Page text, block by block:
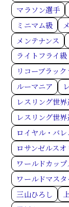
マラソン選手
ミニマム級
メンテナンス
ライトフライ級
リコーブラッ
ルーマニア
レスリング世
レスリング世
ロイヤル・バ
ロサンゼルスオ
ワールドカップ
ワールドマスタ
三山ひろし